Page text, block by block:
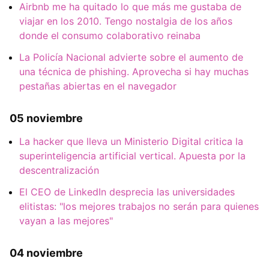
Airbnb me ha quitado lo que más me gustaba de
viajar en los 2010. Tengo nostalgia de los años
donde el consumo colaborativo reinaba
La Policía Nacional advierte sobre el aumento de
una técnica de phishing. Aprovecha si hay muchas
pestañas abiertas en el navegador
05 noviembre
La hacker que lleva un Ministerio Digital critica la
superinteligencia artificial vertical. Apuesta por la
descentralización
El CEO de LinkedIn desprecia las universidades
elitistas: "los mejores trabajos no serán para quienes
vayan a las mejores"
04 noviembre